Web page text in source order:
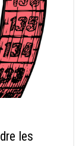
les